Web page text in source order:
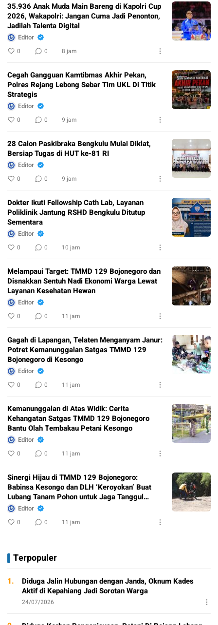
35.936 Anak Muda Main Bareng di Kapolri Cup
2026, Wakapolri: Jangan Cuma Jadi Penonton,
Jadilah Talenta Digital
Editor
0 0 8 jam
Cegah Gangguan Kamtibmas Akhir Pekan,
Polres Rejang Lebong Sebar Tim UKL Di Titik
Strategis
Editor
0 0 9 jam
28 Calon Paskibraka Bengkulu Mulai Diklat,
Bersiap Tugas di HUT ke-81 RI
Editor
0 0 9 jam
Dokter Ikuti Fellowship Cath Lab, Layanan
Poliklinik Jantung RSHD Bengkulu Ditutup
Sementara
Editor
0 0 10 jam
Melampaui Target: TMMD 129 Bojonegoro dan
Disnakkan Sentuh Nadi Ekonomi Warga Lewat
Layanan Kesehatan Hewan
Editor
0 0 11 jam
Gagah di Lapangan, Telaten Menganyam Janur:
Potret Kemanunggalan Satgas TMMD 129
Bojonegoro di Kesongo
Editor
0 0 11 jam
Kemanunggalan di Atas Widik: Cerita
Kehangatan Satgas TMMD 129 Bojonegoro
Bantu Olah Tembakau Petani Kesongo
Editor
0 0 11 jam
Sinergi Hijau di TMMD 129 Bojonegoro:
Babinsa Kesongo dan DLH ‘Keroyokan’ Buat
Lubang Tanam Pohon untuk Jaga Tanggul
Sungai
Editor
0 0 11 jam
Terpopuler
1.
Diduga Jalin Hubungan dengan Janda, Oknum Kades
Aktif di Kepahiang Jadi Sorotan Warga
24/07/2026